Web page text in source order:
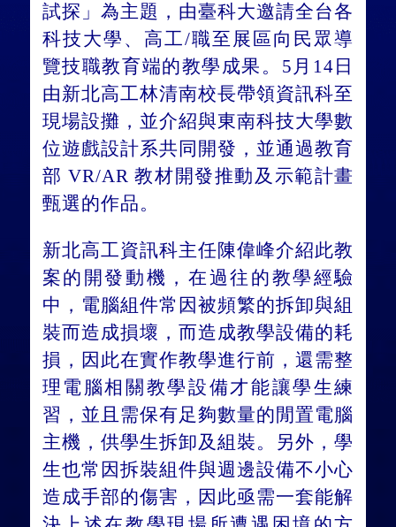
試探」為主題，由臺科大邀請全台各
科技大學、高工/職至展區向民眾導
覽技職教育端的教學成果。5月14日
由新北高工林清南校長帶領資訊科至
現場設攤，並介紹與東南科技大學數
位遊戲設計系共同開發，並通過教育
部 VR/AR 教材開發推動及示範計畫
甄選的作品。
新北高工資訊科主任陳偉峰介紹此教
案的開發動機，在過往的教學經驗
中，電腦組件常因被頻繁的拆卸與組
裝而造成損壞，而造成教學設備的耗
損，因此在實作教學進行前，還需整
理電腦相關教學設備才能讓學生練
習，並且需保有足夠數量的閒置電腦
主機，供學生拆卸及組裝。另外，學
生也常因拆裝組件與週邊設備不小心
造成手部的傷害，因此亟需一套能解